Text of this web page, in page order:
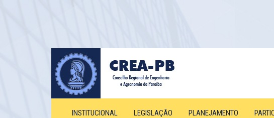
INSTITUCIONAL LEGISLAÇÃO PLANEJAMENTO